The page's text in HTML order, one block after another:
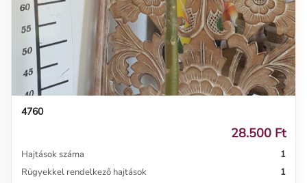
4760
28.500 Ft
Hajtások száma
1
Rügyekkel rendelkező hajtások
1